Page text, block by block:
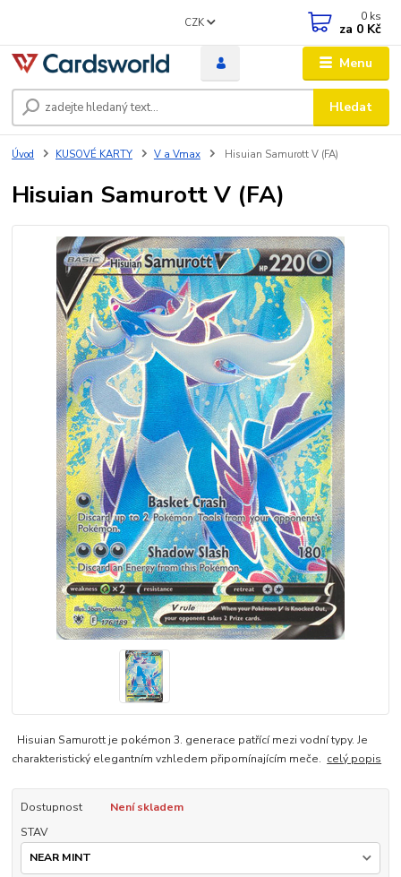
Menu
CZK
Hledat
0 ks
za 0 Kč
Úvod KUSOVÉ KARTY V a Vmax Hisuian Samurott V (FA)
Hisuian Samurott V (FA)
Hisuian Samurott je pokémon 3. generace patřící mezi vodní typy. Je
charakteristický elegantním vzhledem připomínajícím meče. celý popis
Dostupnost
Není skladem
STAV